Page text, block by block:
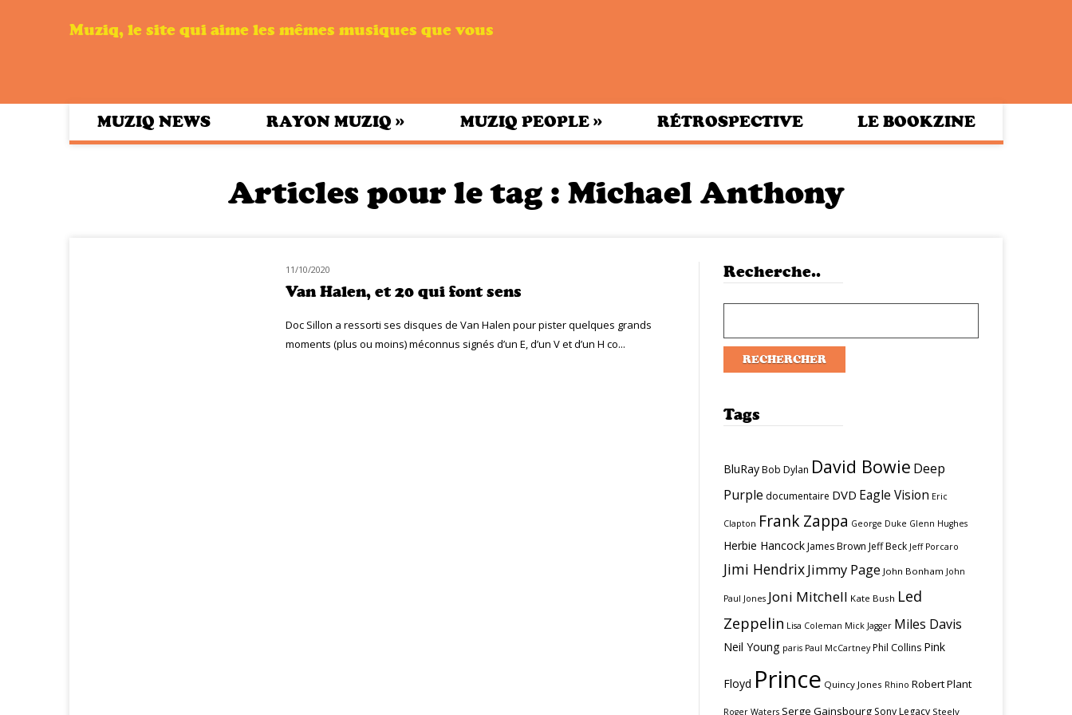
Muziq, le site qui aime les mêmes musiques que vous
MUZIQ NEWS RAYON MUZIQ » MUZIQ PEOPLE » RÉTROSPECTIVE LE BOOKZINE
Articles pour le tag : Michael Anthony
11/10/2020
Van Halen, et 20 qui font sens
Doc Sillon a ressorti ses disques de Van Halen pour pister quelques grands
moments (plus ou moins) méconnus signés d’un E, d’un V et d’un H co...
Recherche..
Tags
BluRay Bob Dylan David Bowie Deep
Purple documentaire DVD Eagle Vision Eric
Clapton Frank Zappa George Duke Glenn Hughes
Herbie Hancock James Brown Jeff Beck Jeff Porcaro
Jimi HendrixJimmy Page John Bonham John
Paul Jones Joni Mitchell Kate Bush Led
Zeppelin Lisa Coleman Mick Jagger Miles Davis
Neil Young paris Paul McCartney Phil Collins Pink
Floyd Prince Quincy Jones Rhino Robert Plant
Roger Waters Serge Gainsbourg Sony Legacy Steely